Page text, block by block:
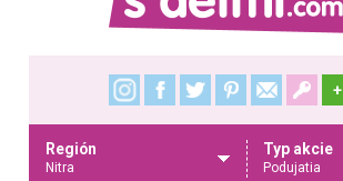
+
Región
Nitra
Typ akcie
Podujatia